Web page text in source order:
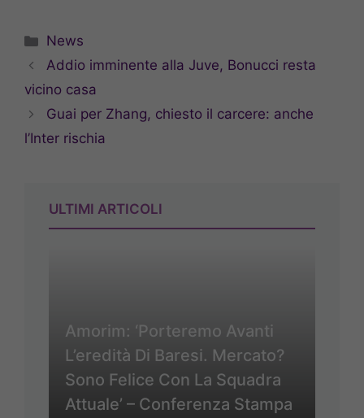
Categorie
News
Addio imminente alla Juve, Bonucci resta
vicino casa
Guai per Zhang, chiesto il carcere: anche
l’Inter rischia
ULTIMI ARTICOLI
Amorim: ‘Porteremo Avanti
L’eredità Di Baresi. Mercato?
Sono Felice Con La Squadra
Attuale’ – Conferenza Stampa